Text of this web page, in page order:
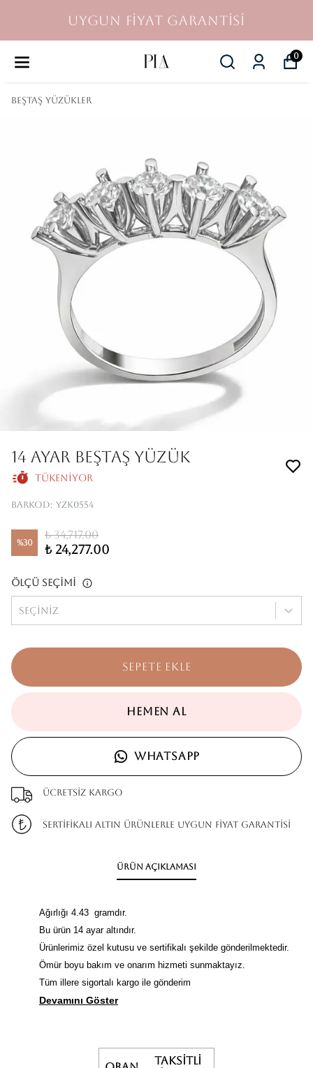
UYGUN FİYAT GARANTİSİ
0
Beştaş Yüzükler
14 AYAR BEŞTAŞ YÜZÜK
Tükeniyor
Barkod: YZK0554
%30
₺ 34,717.00
₺ 24,277.00
Ölçü Seçimi
Seçiniz
SEPETE EKLE
HEMEN AL
WHATSAPP
Ücretsiz kargo
SERTİFİKALI ALTIN ÜRÜNLERLE UYGUN FİYAT GARANTİSİ
Ürün Açıklaması
Ağırlığı 4.43 gramdır.
Bu ürün 14 ayar altındır.
Ürünlerimiz özel kutusu ve sertifikalı şekilde gönderilmektedir.
Ömür boyu bakım ve onarım hizmeti sunmaktayız.
Tüm illere sigortalı kargo ile gönderim
Devamını Göster
Taksitli